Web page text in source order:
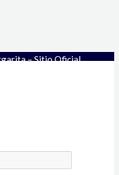
– Sitio Oficial